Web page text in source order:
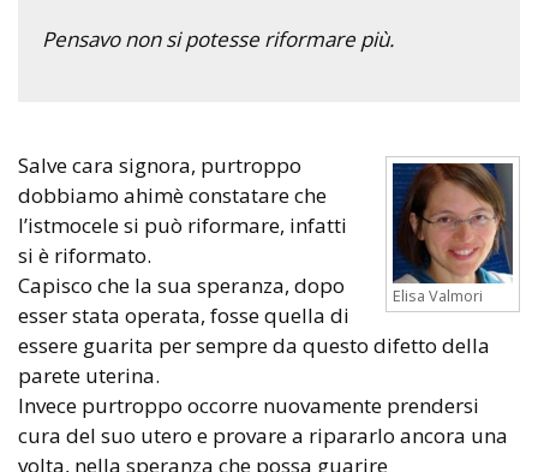
Pensavo non si potesse riformare più.
Elisa Valmori
Salve cara signora, purtroppo
dobbiamo ahimè constatare che
l’istmocele si può riformare, infatti
si è riformato.
Capisco che la sua speranza, dopo
esser stata operata, fosse quella di
essere guarita per sempre da questo difetto della
parete uterina.
Invece purtroppo occorre nuovamente prendersi
cura del suo utero e provare a ripararlo ancora una
volta, nella speranza che possa guarire